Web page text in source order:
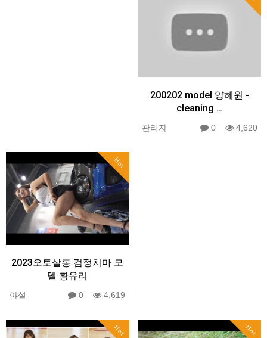
200202 model 양혜원 -
cleaning …
관리자 0 4,620
Hot
2023오토살롱 검정치마 모
델 황유리
야설 0 4,619
Hot Hot